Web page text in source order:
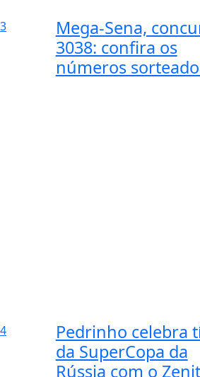
3
Mega-Sena,
3038: confira os
números
4
Pedrinho celebra
da SuperCopa da
Rússia com o Zenit